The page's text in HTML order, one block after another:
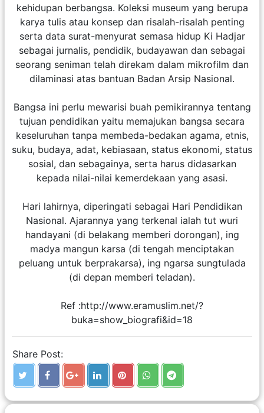
kehidupan berbangsa. Koleksi museum yang berupa
karya tulis atau konsep dan risalah-risalah penting
serta data surat-menyurat semasa hidup Ki Hadjar
sebagai jurnalis, pendidik, budayawan dan sebagai
seorang seniman telah direkam dalam mikrofilm dan
dilaminasi atas bantuan Badan Arsip Nasional.
Bangsa ini perlu mewarisi buah pemikirannya tentang
tujuan pendidikan yaitu memajukan bangsa secara
keseluruhan tanpa membeda-bedakan agama, etnis,
suku, budaya, adat, kebiasaan, status ekonomi, status
sosial, dan sebagainya, serta harus didasarkan
kepada nilai-nilai kemerdekaan yang asasi.
Hari lahirnya, diperingati sebagai Hari Pendidikan
Nasional. Ajarannya yang terkenal ialah tut wuri
handayani (di belakang memberi dorongan), ing
madya mangun karsa (di tengah menciptakan
peluang untuk berprakarsa), ing ngarsa sungtulada
(di depan memberi teladan).
Ref :http://www.eramuslim.net/?
buka=show_biografi&id=18
Share Post: